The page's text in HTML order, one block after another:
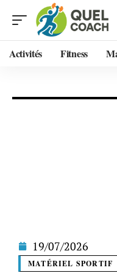
Activités Fitness
19/07/2026
MATÉRIEL SPORTIF